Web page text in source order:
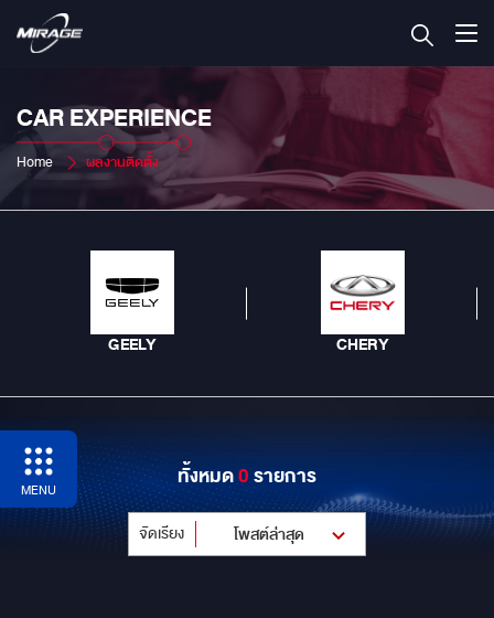
CAR EXPERIENCE
Home ผลงานติดตั้ง
GEELY CHERY
MENU ทั้งหมด0รายการ
จัดเรียง โพสต์ล่าสุด